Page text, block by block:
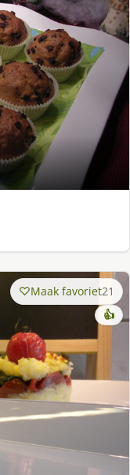
Maak favoriet21
👍